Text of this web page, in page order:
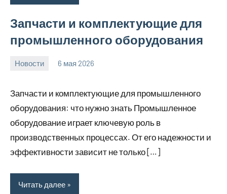
Запчасти и комплектующие для
промышленного оборудования
Новости 6 мая 2026
Запчасти и комплектующие для промышленного
оборудования: что нужно знать Промышленное
оборудование играет ключевую роль в
производственных процессах. От его надежности и
эффективности зависит не только […]
Читать далее